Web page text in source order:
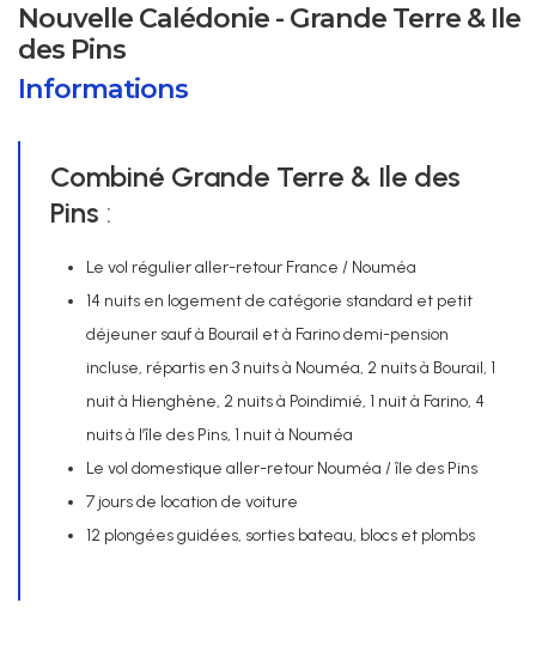
Nouvelle Calédonie - Grande Terre & Ile
des Pins
Informations
Combiné Grande Terre & Ile des
Pins :
Le vol régulier aller-retour France / Nouméa
14 nuits en logement de catégorie standard et petit
déjeuner sauf à Bourail et à Farino demi-pension
incluse, répartis en 3 nuits à Nouméa, 2 nuits à Bourail, 1
nuit à Hienghène, 2 nuits à Poindimié, 1 nuit à Farino, 4
nuits à l’île des Pins, 1 nuit à Nouméa
Le vol domestique aller-retour Nouméa / île des Pins
7 jours de location de voiture
12 plongées guidées, sorties bateau, blocs et plombs